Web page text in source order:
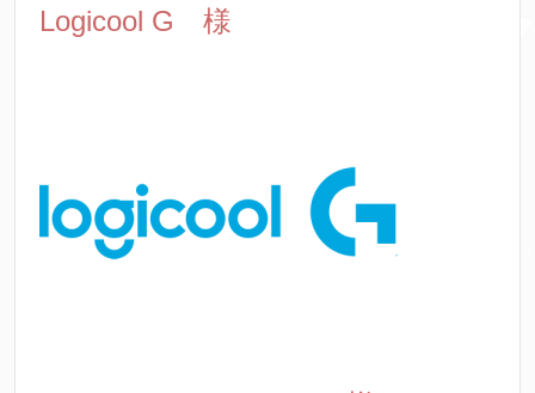
Logicool G 様